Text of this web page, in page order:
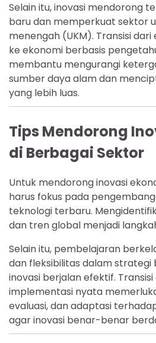
Selain itu, inovasi mendorong
baru dan memperkuat sektor
menengah (UKM). Transisi
ke ekonomi berbasis
membantu mengurangi
sumber daya alam dan
yang lebih luas.
Tips Mendorong
di Berbagai Sektor
Untuk mendorong inovasi
harus fokus pada
teknologi terbaru.
dan tren global menjadi
Selain itu, pembelajaran
dan fleksibilitas dalam strategi
inovasi berjalan efektif.
implementasi nyata
evaluasi, dan adaptasi
agar inovasi benar-benar